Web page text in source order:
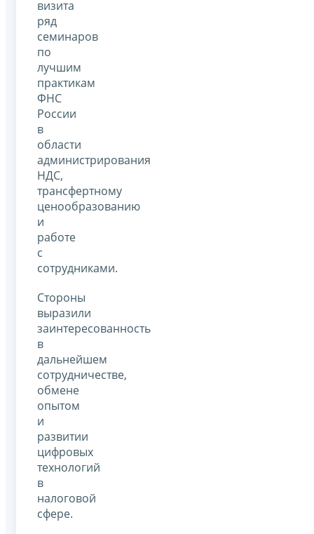
визита
ряд
семинаров
по
лучшим
практикам
ФНС
России
в
области
администрирования
НДС,
трансфертному
ценообразованию
и
работе
с
сотрудниками.
Стороны
выразили
заинтересованность
в
дальнейшем
сотрудничестве,
обмене
опытом
и
развитии
цифровых
технологий
в
налоговой
сфере.